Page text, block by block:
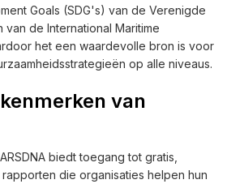
Goals (SDG's) van de Verenigde
de International Maritime
het een waardevolle bron is voor
op alle niveaus.
van
biedt toegang tot gratis,
die organisaties helpen hun